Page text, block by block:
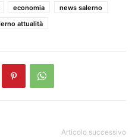
economia
news salerno
attualità
Articolo successivo